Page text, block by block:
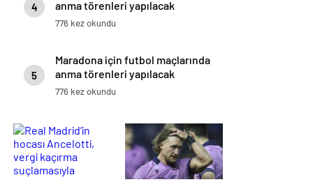
4
anma törenleri yapılacak
776 kez okundu
5
Maradona için futbol maçlarında
anma törenleri yapılacak
776 kez okundu